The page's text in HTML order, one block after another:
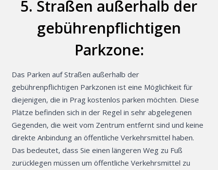
5. Straßen außerhalb der
gebührenpflichtigen
Parkzone:
Das Parken auf Straßen außerhalb der
gebührenpflichtigen Parkzonen ist eine Möglichkeit für
diejenigen, die in Prag kostenlos parken möchten. Diese
Plätze befinden sich in der Regel in sehr abgelegenen
Gegenden, die weit vom Zentrum entfernt sind und keine
direkte Anbindung an öffentliche Verkehrsmittel haben.
Das bedeutet, dass Sie einen längeren Weg zu Fuß
zurücklegen müssen um öffentliche Verkehrsmittel zu